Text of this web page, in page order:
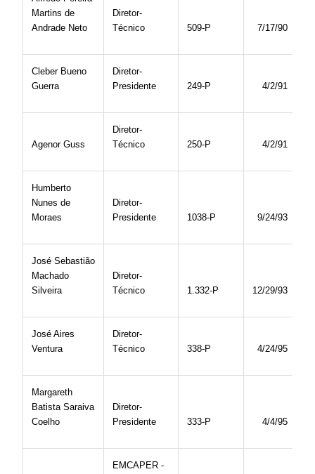
Martins de
Andrade Neto
Diretor-
Técnico
509-P 7/17/90
Cleber Bueno
Guerra
Diretor-
Presidente
249-P 4/2/91
Agenor Guss
Diretor-
Técnico
250-P 4/2/91
Humberto
Nunes de
Moraes
Diretor-
Presidente
1038-P 9/24/93
José Sebastião
Machado
Silveira
Diretor-
Técnico
1.332-P 12/29/93
José Aires
Ventura
Diretor-
Técnico
338-P 4/24/95
Margareth
Batista Saraiva
Coelho
Diretor-
Presidente
333-P 4/4/95
EMCAPER -